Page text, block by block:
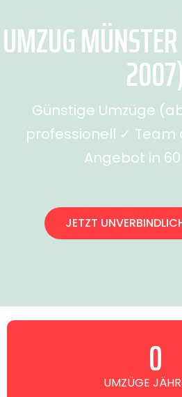
UMZUG
Günstige Umzüge
professionell ✓ Team
Angebot in 60
JETZT
UMZÜGE0